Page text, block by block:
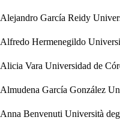
Alejandro García Reidy
Alfredo Hermenegildo
Alicia Vara Universidad de
Almudena García González
Anna Benvenuti Università